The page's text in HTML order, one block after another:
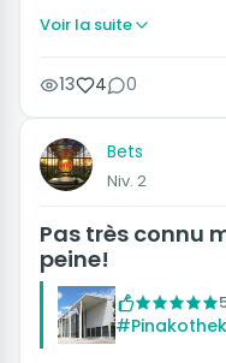
Voir la suite
13 4 0
Bets
Niv. 2
Pas très connu
peine!